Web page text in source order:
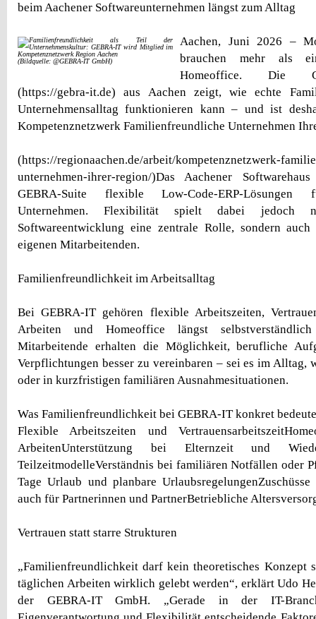
beim Aachener Softwareunternehmen längst zum Alltag
(Bildquelle: @GEBRA-IT GmbH)
Aachen, Juni 2026 –
brauchen mehr als
Homeoffice. Die
(https://gebra-it.de) aus Aachen zeigt, wie echte
Unternehmensalltag funktionieren kann – und ist
Kompetenznetzwerk Familienfreundliche Unternehmen
(https://regionaachen.de/arbeit/kompetenznetzwerk-
unternehmen-ihrer-region/)Das Aachener
GEBRA-Suite flexible Low-Code-ERP-Lösungen
Unternehmen. Flexibilität spielt dabei
Softwareentwicklung eine zentrale Rolle, sondern
eigenen Mitarbeitenden.
Familienfreundlichkeit im Arbeitsalltag
Bei GEBRA-IT gehören flexible Arbeitszeiten,
Arbeiten und Homeoffice längst
Mitarbeitende erhalten die Möglichkeit, berufliche
Verpflichtungen besser zu vereinbaren – sei es im Alltag,
oder in kurzfristigen familiären Ausnahmesituationen.
Was Familienfreundlichkeit bei GEBRA-IT konkret
Flexible Arbeitszeiten und
ArbeitenUnterstützung bei Elternzeit und
TeilzeitmodelleVerständnis bei familiären Notfällen oder
Tage Urlaub und planbare
auch für Partnerinnen und PartnerBetriebliche
Vertrauen statt starre Strukturen
„Familienfreundlichkeit darf kein theoretisches Konzept
täglichen Arbeiten wirklich gelebt werden“, erklärt Udo
der GEBRA-IT GmbH. „Gerade in der IT-